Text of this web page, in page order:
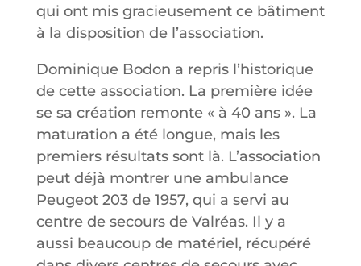
qui ont mis gracieusement ce bâtiment
à la disposition de l’association.
Dominique Bodon a repris l’historique
de cette association. La première idée
se sa création remonte « à 40 ans ». La
maturation a été longue, mais les
premiers résultats sont là. L’association
peut déjà montrer une ambulance
Peugeot 203 de 1957, qui a servi au
centre de secours de Valréas. Il y a
aussi beaucoup de matériel, récupéré